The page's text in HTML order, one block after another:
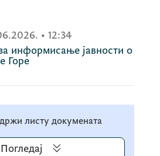
• 12:34
информисање јавности о
Горе
листу докумената
Погледај